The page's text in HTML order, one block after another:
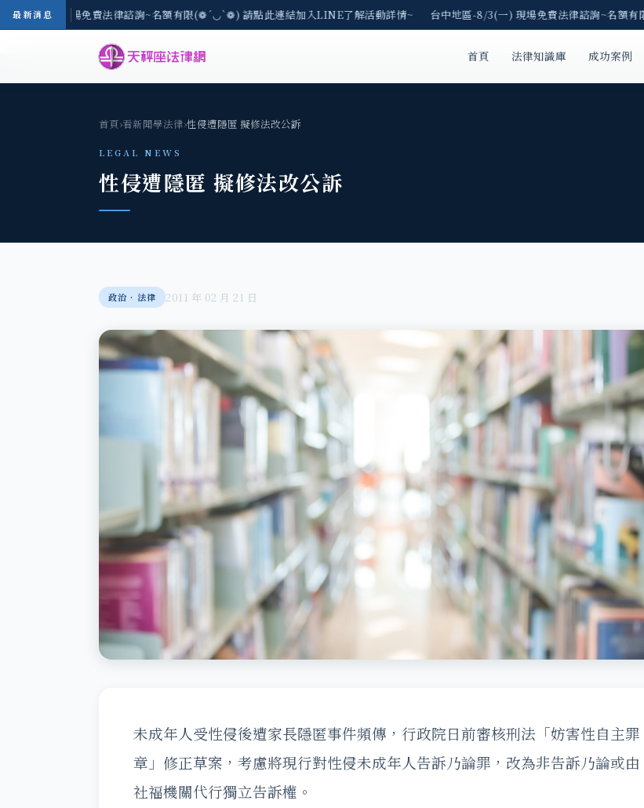
最新消息
-8/3(一) 現場免費法律諮詢~名額有限(❁´◡`❁) 請點此連結加入LINE了解活動詳情~ 台中地區-8/3(一) 現場免費法律諮詢~名額有
首頁 法律知識庫 成功案例
首頁›看新聞學法律›性侵遭隱匿 擬修法改公訴
LEGAL NEWS
性侵遭隱匿 擬修法改公訴
政治‧法律 2011 年 02 月 21 日
未成年人受性侵後遭家長隱匿事件頻傳，行政院日前審核刑法「妨害性自主罪
章」修正草案，考慮將現行對性侵未成年人告訴乃論罪，改為非告訴乃論或由
社福機關代行獨立告訴權。